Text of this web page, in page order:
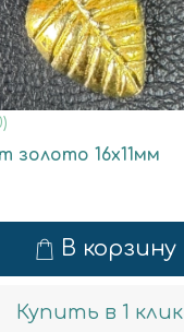
золото 16х11мм
В корзину
Купить в 1 клик